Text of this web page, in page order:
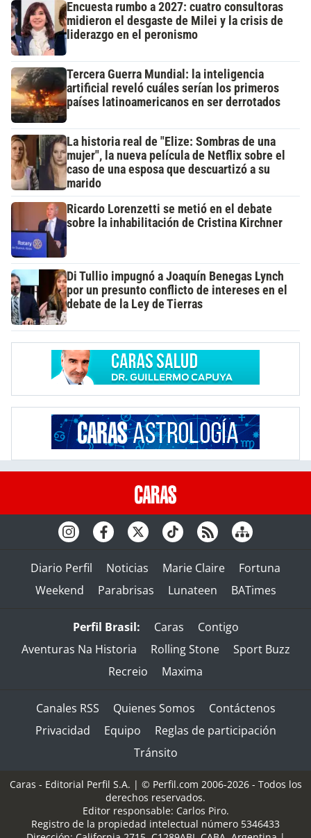
Encuesta rumbo a 2027: cuatro consultoras
midieron el desgaste de Milei y la crisis de
liderazgo en el peronismo
Tercera Guerra Mundial: la inteligencia
artificial reveló cuáles serían los primeros
países latinoamericanos en ser derrotados
La historia real de "Elize: Sombras de una
mujer", la nueva película de Netflix sobre el
caso de una esposa que descuartizó a su
marido
Ricardo Lorenzetti se metió en el debate
sobre la inhabilitación de Cristina Kirchner
Di Tullio impugnó a Joaquín Benegas Lynch
por un presunto conflicto de intereses en el
debate de la Ley de Tierras
Diario Perfil Noticias Marie Claire
Fortuna
Weekend
Parabrisas Lunateen BATimes
Perfil Brasil: Caras
Contigo
Aventuras Na Historia
Rolling Stone
Sport Buzz
Recreio
Maxima
Canales RSS Quienes Somos
Contáctenos
Privacidad
Equipo
Reglas de participación
Tránsito
Caras - Editorial Perfil S.A. | © Perfil.com 2006-2026 - Todos los
derechos reservados.
Editor responsable: Carlos Piro.
Registro de la propiedad intelectual número 5346433